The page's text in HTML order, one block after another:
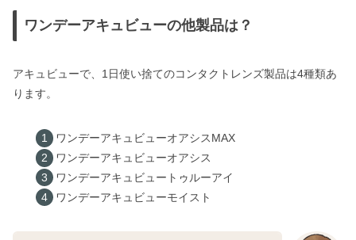
ワンデーアキュビューの他製品は？
アキュビューで、1日使い捨てのコンタクトレンズ製品は4種類あ
ります。
ワンデーアキュビューオアシスMAX
ワンデーアキュビューオアシス
ワンデーアキュビュートゥルーアイ
ワンデーアキュビューモイスト